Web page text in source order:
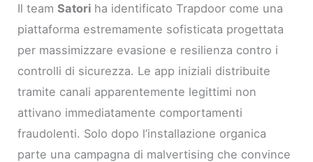
Il teamSatori ha identificato Trapdoor come una
piattaforma estremamente sofisticata progettata
per massimizzare evasione e resilienza contro i
controlli di sicurezza. Le app iniziali distribuite
tramite canali apparentemente legittimi non
attivano immediatamente comportamenti
fraudolenti. Solo dopo l’installazione organica
parte una campagna di malvertising che convince